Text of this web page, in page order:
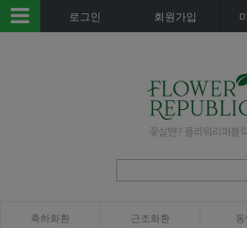
로그인 회원가입
축하화환 근조화환